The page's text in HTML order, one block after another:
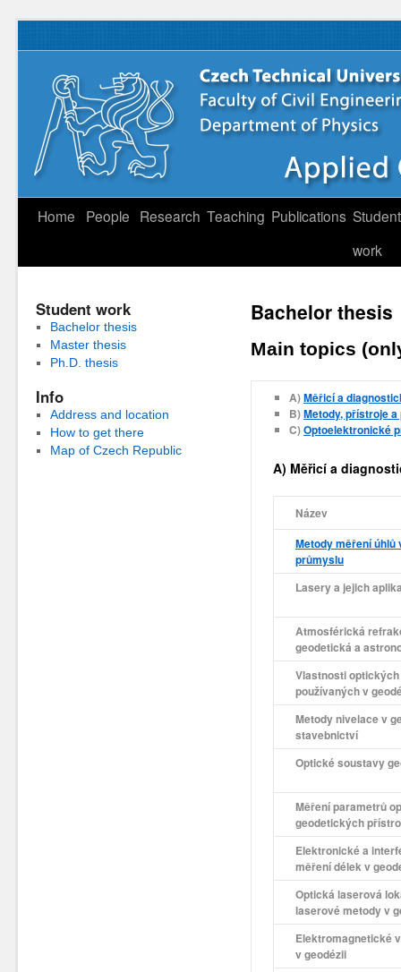
Home People Research Teaching Publications Student
work
Bachelor thesis
Main topics
A)Měřicí a
B)Metody, přístroje
C)Optoelektronické
A) Měřicí a
Název
Metody měření úhlů
průmyslu
Lasery a jejich
Atmosférická
geodetická a
Vlastnosti
používaných v
Metody nivelace v
stavebnictví
Optické soustavy
Měření parametrů
geodetických
Elektronické a
měření délek v
Optická laserová
laserové metody v
Elektromagnetické
v geodézii
Student work
Bachelor thesis
Master thesis
Ph.D. thesis
Info
Address and location
How to get there
Map of Czech Republic